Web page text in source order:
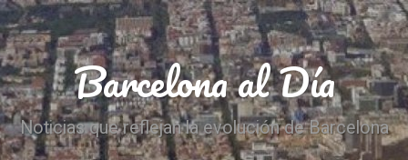
Barcelona al Día
Noticias que reflejan la evolución de Barcelona